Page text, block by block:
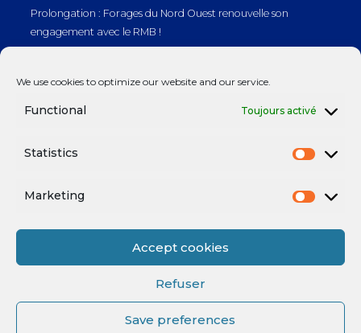
We use cookies to optimize our website and our service.
Functional Toujours activé
Statistics
Marketing
Accept cookies
Refuser
Save preferences
Prolongation : Forages du Nord Ouest renouvelle son
engagement avec le RMB !
engagement avec le RMB !
Mentions légales
Mentions légales